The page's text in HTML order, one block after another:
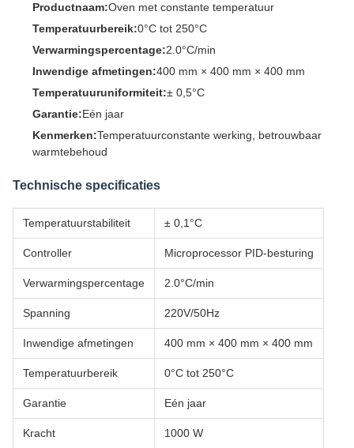
Productnaam:Oven met constante temperatuur
Temperatuurbereik:0°C tot 250°C
Verwarmingspercentage:2.0°C/min
Inwendige afmetingen:400 mm × 400 mm × 400 mm
Temperatuuruniformiteit:± 0,5°C
Garantie:Eén jaar
Kenmerken:Temperatuurconstante werking, betrouwbaar
warmtebehoud
Technische specificaties
Temperatuurstabiliteit ± 0,1°C
Controller Microprocessor PID-besturing
Verwarmingspercentage 2.0°C/min
Spanning 220V/50Hz
Inwendige afmetingen 400 mm × 400 mm × 400 mm
Temperatuurbereik 0°C tot 250°C
Garantie Eén jaar
Kracht 1000 W